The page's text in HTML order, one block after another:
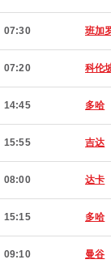
07:30 班加
07:20 科伦
14:45 多哈
15:55 吉达
08:00 达卡
15:15 多哈
09:10 曼谷